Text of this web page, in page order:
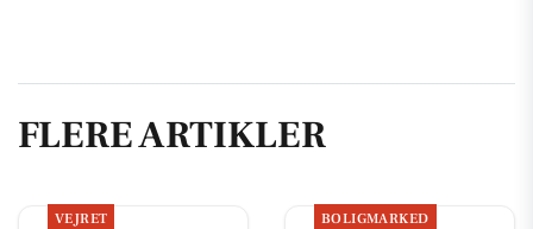
FLERE ARTIKLER
VEJRET BOLIGMARKED